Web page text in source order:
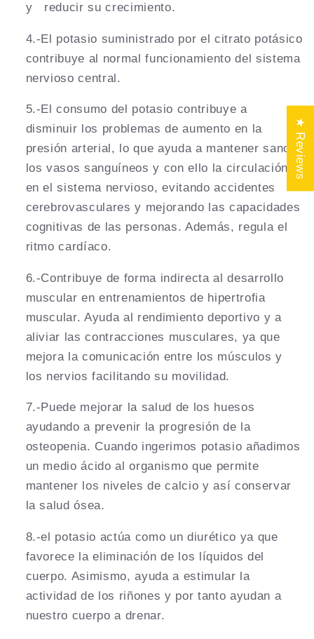
y reducir su crecimiento.
4.-El potasio suministrado por el citrato potásico
contribuye al normal funcionamiento del sistema
nervioso central.
5.-El consumo del potasio contribuye a
disminuir los problemas de aumento en la
presión arterial, lo que ayuda a mantener sanos
los vasos sanguíneos y con ello la circulación
en el sistema nervioso, evitando accidentes
cerebrovasculares y mejorando las capacidades
cognitivas de las personas. Además, regula el
ritmo cardíaco.
6.-Contribuye de forma indirecta al desarrollo
muscular en entrenamientos de hipertrofia
muscular. Ayuda al rendimiento deportivo y a
aliviar las contracciones musculares, ya que
mejora la comunicación entre los músculos y
los nervios facilitando su movilidad.
7.-Puede mejorar la salud de los huesos
ayudando a prevenir la progresión de la
osteopenia. Cuando ingerimos potasio añadimos
un medio ácido al organismo que permite
mantener los niveles de calcio y así conservar
la salud ósea.
8.-el potasio actúa como un diurético ya que
favorece la eliminación de los líquidos del
cuerpo. Asimismo, ayuda a estimular la
actividad de los riñones y por tanto ayudan a
nuestro cuerpo a drenar.
★ Reviews